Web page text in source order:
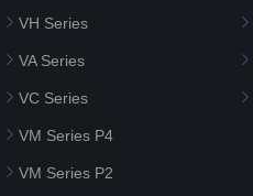
VH Series
VA Series
VC Series
VM Series P4
VM Series P2